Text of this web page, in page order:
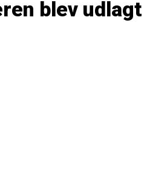
blev udlagt